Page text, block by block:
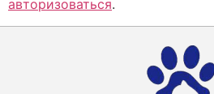
авторизоваться.